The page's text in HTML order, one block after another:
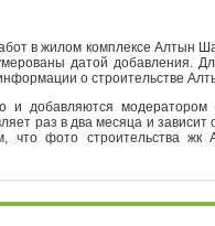
в жилом комплексе Алтын
датой добавления.
о строительстве
и добавляются
раз в два месяца и
что фото строительства